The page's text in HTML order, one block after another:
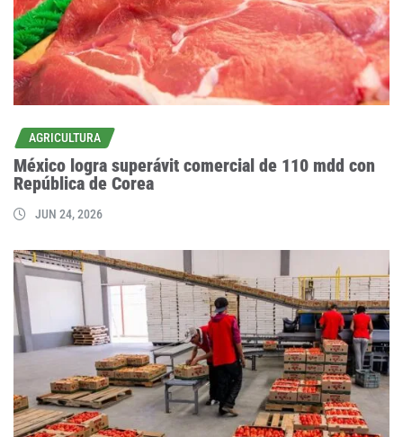
AGRICULTURA
México logra superávit comercial de 110 mdd con
República de Corea
JUN 24, 2026